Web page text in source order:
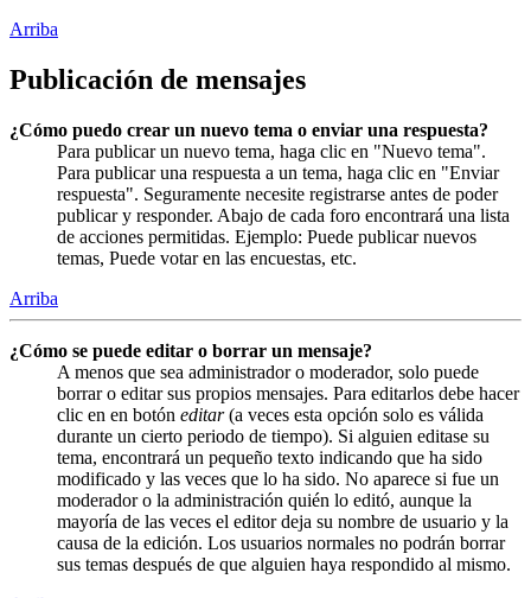
Arriba
Publicación de mensajes
¿Cómo puedo crear un nuevo tema o enviar una respuesta?
Para publicar un nuevo tema, haga clic en "Nuevo tema".
Para publicar una respuesta a un tema, haga clic en "Enviar
respuesta". Seguramente necesite registrarse antes de poder
publicar y responder. Abajo de cada foro encontrará una lista
de acciones permitidas. Ejemplo: Puede publicar nuevos
temas, Puede votar en las encuestas, etc.
Arriba
¿Cómo se puede editar o borrar un mensaje?
A menos que sea administrador o moderador, solo puede
borrar o editar sus propios mensajes. Para editarlos debe hacer
clic en en botón editar(a veces esta opción solo es válida
durante un cierto periodo de tiempo). Si alguien editase su
tema, encontrará un pequeño texto indicando que ha sido
modificado y las veces que lo ha sido. No aparece si fue un
moderador o la administración quién lo editó, aunque la
mayoría de las veces el editor deja su nombre de usuario y la
causa de la edición. Los usuarios normales no podrán borrar
sus temas después de que alguien haya respondido al mismo.